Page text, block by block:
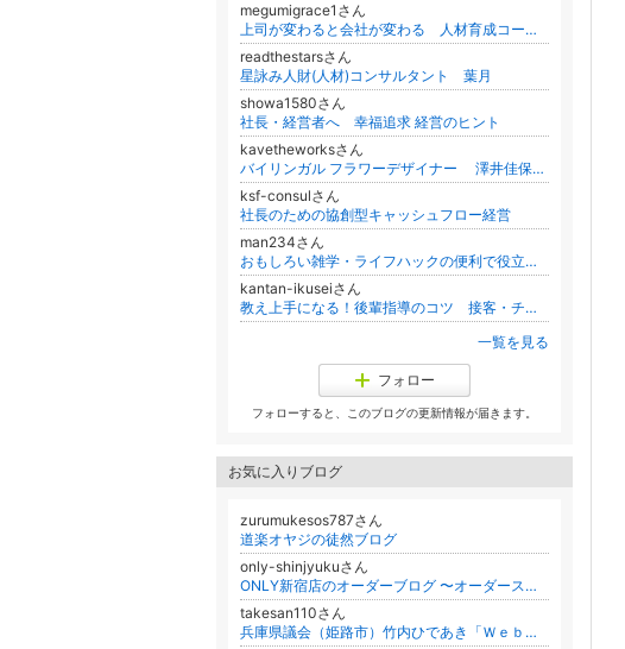
megumigrace1さん
上司が変わると会社が変わる 人材育成コーチがお教えする 会社の居心地を良くする方法
readthestarsさん
星詠み人財(人材)コンサルタント 葉月
showa1580さん
社長・経営者へ 幸福追求 経営のヒント
kavetheworksさん
バイリンガル フラワーデザイナー 澤井佳保里（Kahori）のブログ。花や英語やIKEBANAなど。
ksf-consulさん
社長のための協創型キャッシュフロー経営
man234さん
おもしろい雑学・ライフハックの便利で役立つ情報記事
kantan-ikuseiさん
教え上手になる！後輩指導のコツ 接客・チームづくり
一覧を見る
フォロー
フォローすると、このブログの更新情報が届きます。
お気に入りブログ
zurumukesos787さん
道楽オヤジの徒然ブログ
only-shinjyukuさん
ONLY新宿店のオーダーブログ 〜オーダースーツ・シャツの仕上がりを掲載してます〜
takesan110さん
兵庫県議会（姫路市）竹内ひであき「Ｗｅｂ版ひであき日記」